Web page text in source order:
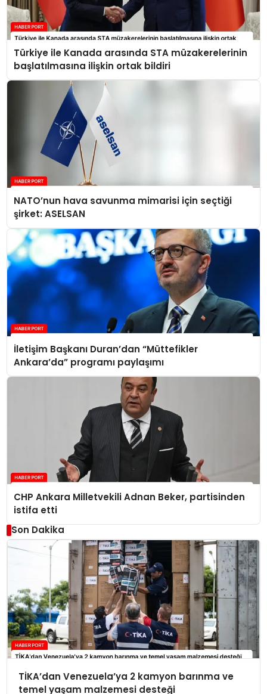
Türkiye ile Kanada arasında STA müzakerelerinin
başlatılmasına ilişkin ortak bildiri
NATO’nun hava savunma mimarisi için seçtiği
şirket: ASELSAN
İletişim Başkanı Duran’dan “Müttefikler
Ankara’da” programı paylaşımı
CHP Ankara Milletvekili Adnan Beker, partisinden
istifa etti
Son Dakika
TİKA’dan Venezuela’ya 2 kamyon barınma ve
temel yaşam malzemesi desteği